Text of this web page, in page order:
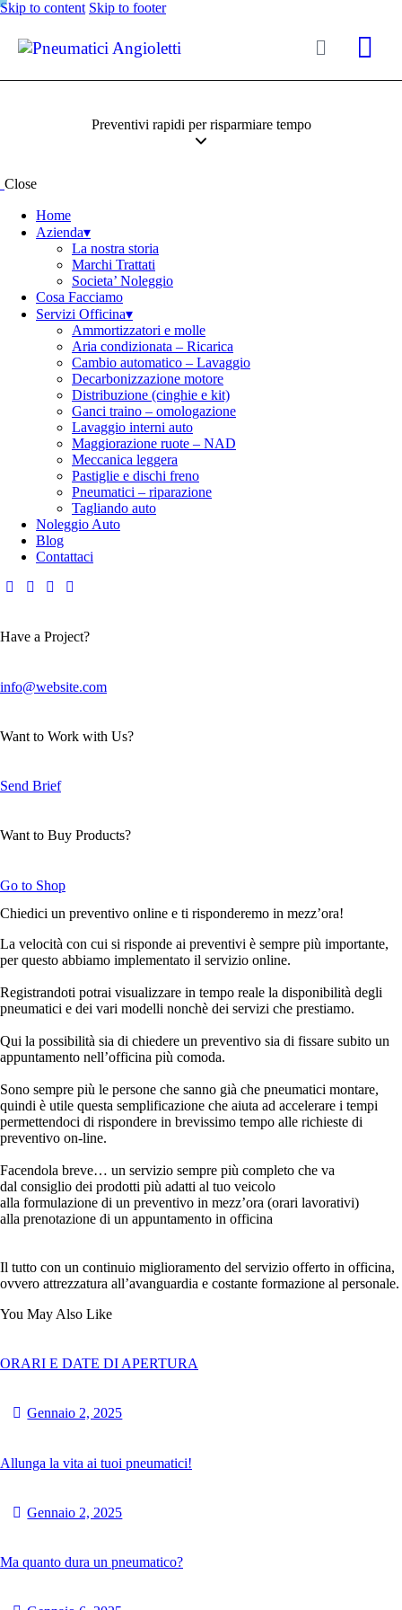
Skip to content Skip to footer
Preventivi rapidi per risparmiare tempo
Close
Home
Azienda▾
La nostra storia
Marchi Trattati
Societa’ Noleggio
Cosa Facciamo
Servizi Officina▾
Ammortizzatori e molle
Aria condizionata – Ricarica
Cambio automatico – Lavaggio
Decarbonizzazione motore
Distribuzione (cinghie e kit)
Ganci traino – omologazione
Lavaggio interni auto
Maggiorazione ruote – NAD
Meccanica leggera
Pastiglie e dischi freno
Pneumatici – riparazione
Tagliando auto
Noleggio Auto
Blog
Contattaci
Have a Project?
info@website.com
Want to Work with Us?
Send Brief
Want to Buy Products?
Go to Shop
Chiedici un preventivo online e ti risponderemo in mezz’ora!
La velocità con cui si risponde ai preventivi è sempre più importante,
per questo abbiamo implementato il servizio online.
Registrandoti potrai visualizzare in tempo reale la disponibilità degli
pneumatici e dei vari modelli nonchè dei servizi che prestiamo.
Qui la possibilità sia di chiedere un preventivo sia di fissare subito un
appuntamento nell’officina più comoda.
Sono sempre più le persone che sanno già che pneumatici montare,
quindi è utile questa semplificazione che aiuta ad accelerare i tempi
permettendoci di rispondere in brevissimo tempo alle richieste di
preventivo on-line.
Facendola breve… un servizio sempre più completo che va
dal consiglio dei prodotti più adatti al tuo veicolo
alla formulazione di un preventivo in mezz’ora (orari lavorativi)
alla prenotazione di un appuntamento in officina
Il tutto con un continuio miglioramento del servizio offerto in officina,
ovvero attrezzatura all’avanguardia e costante formazione al personale.
You May Also Like
ORARI E DATE DI APERTURA
Gennaio 2, 2025
Allunga la vita ai tuoi pneumatici!
Gennaio 2, 2025
Ma quanto dura un pneumatico?